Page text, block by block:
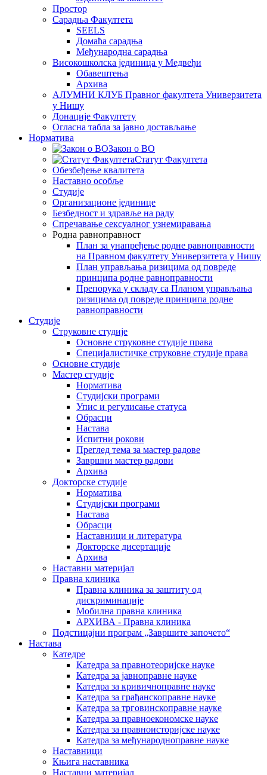
Простор
Сарадња Факултета
SEELS
Домаћа сарадња
Међународна сарадња
Високошколска јединица у Медвеђи
Обавештења
Архива
АЛУМНИ КЛУБ Правног факултета Универзитета
у Нишу
Донације Факултету
Огласна табла за јавно достављање
Норматива
Закон о ВО
Статут Факултета
Обезбеђење квалитета
Наставно особље
Студије
Организационе јединице
Безбедност и здравље на раду
Спречавање сексуалног узнемиравања
Родна равноправност
План за унапређење родне равноправности
на Правном факултету Универзитета у Нишу
План управљања ризицима од повреде
принципа родне равноправности
Препорука у складу са Планом управљања
ризицима од повреде принципа родне
равноправности
Студије
Струковне студије
Основне струковне студије права
Специјалистичке струковне студије права
Основне студије
Мастер студије
Норматива
Студијски програми
Упис и регулисање статуса
Обрасци
Настава
Испитни рокови
Преглед тема за мастер радове
Завршни мастер радови
Архива
Докторске студије
Норматива
Студијски програми
Настава
Обрасци
Наставници и литература
Докторске дисертације
Архива
Наставни материјал
Правна клиника
Правна клиника за заштиту од
дискриминације
Мобилна правна клиника
АРХИВА - Правна клиника
Подстицајни програм „Завршите започето“
Настава
Катедре
Катедра за правнотеоријске науке
Катедра за јавноправне науке
Катедра за кривичноправне науке
Катедра за грађанскоправне науке
Катедра за трговинскоправне науке
Катедра за правноекономске науке
Катедра за правноисторијске науке
Катедра за међународноправне науке
Наставници
Књига наставника
Наставни материјал